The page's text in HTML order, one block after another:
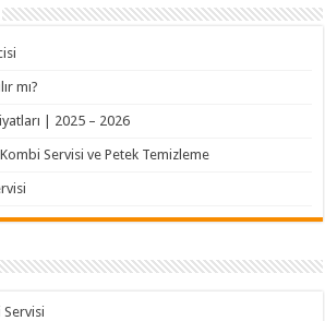
mı?
| 2025 – 2026
Servisi ve Petek Temizleme
Servisi